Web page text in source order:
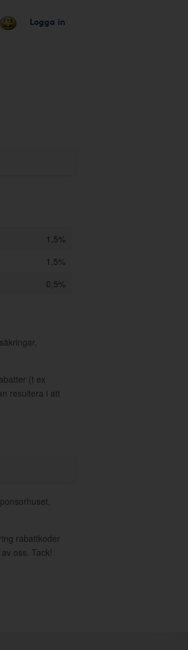
Logga in
1,5%
1,5%
0,5%
(t ex
resultera i att
rabattkoder
oss. Tack!